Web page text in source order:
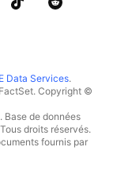
Data Services.
Copyright ©
de données
droits réservés.
fournis par